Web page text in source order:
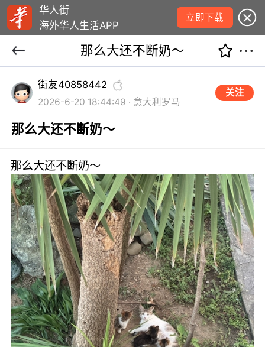
华人街
海外华人生活APP
立即下载
那么大还不断奶～
街友40858442
2026-6-20 18:44:49 · 意大利罗马
关注
那么大还不断奶～
那么大还不断奶～